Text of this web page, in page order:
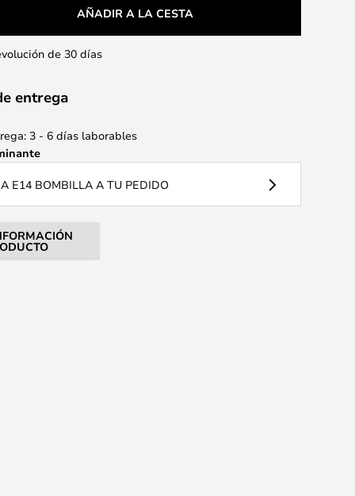
AÑADIR A LA CESTA
de 30 días
entrega
3 - 6 días laborables
E14 BOMBILLA A TU PEDIDO